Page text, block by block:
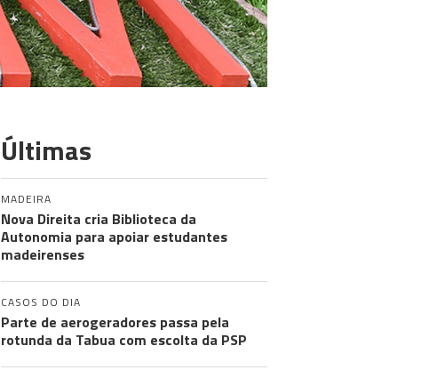
Últimas
MADEIRA
Nova Direita cria Biblioteca da
Autonomia para apoiar estudantes
madeirenses
CASOS DO DIA
Parte de aerogeradores passa pela
rotunda da Tabua com escolta da PSP